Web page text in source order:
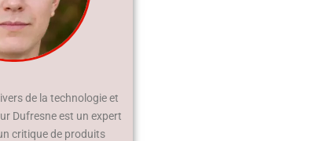
de la technologie et
Dufresne est un expert
critique de produits